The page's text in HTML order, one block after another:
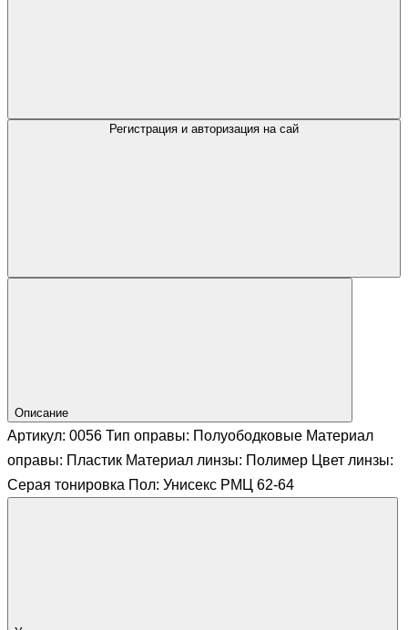
Регистрация и авторизация на сай
Описание
Артикул: 0056 Тип оправы: Полуободковые Материал
оправы: Пластик Материал линзы: Полимер Цвет линзы:
Серая тонировка Пол: Унисекс РМЦ 62-64